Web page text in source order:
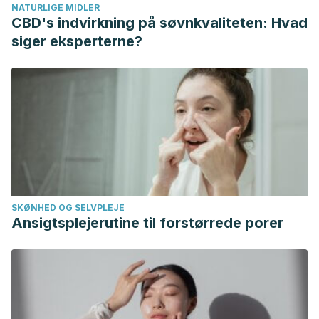
Swift DL, McGee JE, Earnest CP, Carlisle E, Nygard M,
Johannsen NM. The Effects of Exercise and Physical
Activity on Weight Loss and Maintenance. Prog Cardiovasc
Dis. 2018 Jul-Aug;61(2):206-213.
NATURLIGE MIDLER
CBD's indvirkning på søvnkvaliteten: Hvad
siger eksperterne?
SKØNHED OG SELVPLEJE
Ansigtsplejerutine til forstørrede porer